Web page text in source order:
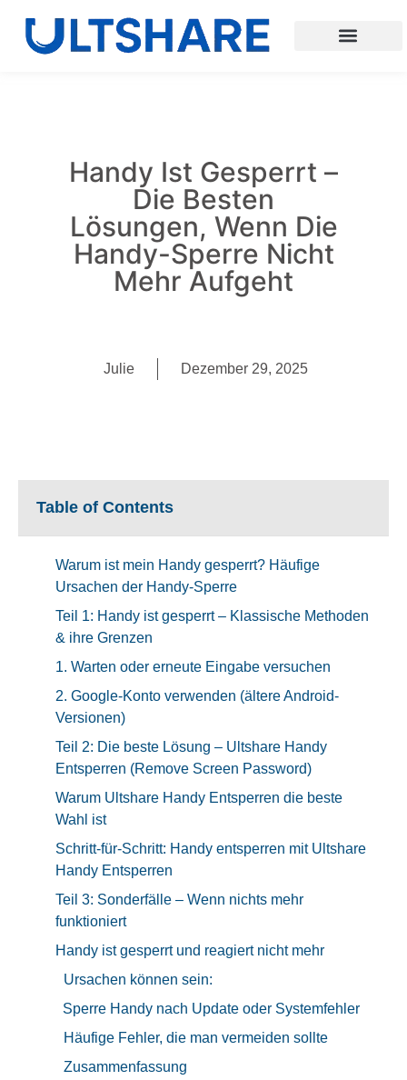
Handy Ist Gesperrt –
Die Besten
Lösungen, Wenn Die
Handy-Sperre Nicht
Mehr Aufgeht
Julie Dezember 29, 2025
Table of Contents
Warum ist mein Handy gesperrt? Häufige
Ursachen der Handy-Sperre
Teil 1: Handy ist gesperrt – Klassische Methoden
& ihre Grenzen
1. Warten oder erneute Eingabe versuchen
2. Google-Konto verwenden (ältere Android-
Versionen)
Teil 2: Die beste Lösung – Ultshare Handy
Entsperren (Remove Screen Password)
Warum Ultshare Handy Entsperren die beste
Wahl ist
Schritt-für-Schritt: Handy entsperren mit Ultshare
Handy Entsperren
Teil 3: Sonderfälle – Wenn nichts mehr
funktioniert
Handy ist gesperrt und reagiert nicht mehr
Ursachen können sein:
Sperre Handy nach Update oder Systemfehler
Häufige Fehler, die man vermeiden sollte
Zusammenfassung